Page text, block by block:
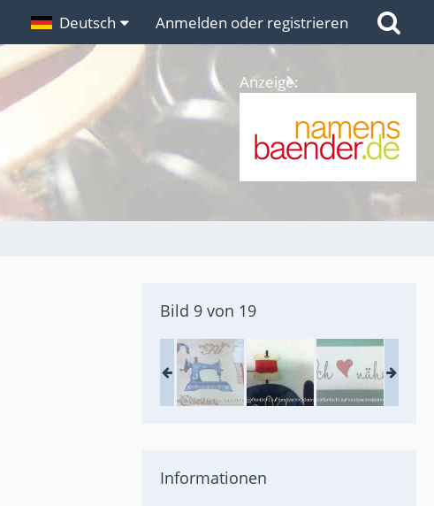
Lexikon Links
Deutsch Anmelden oder registrieren
Anzeige:
Bild 9 von 19
Informationen